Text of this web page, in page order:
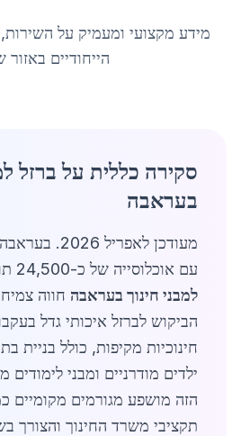
מידע מקצועי ומעמיק על השירות,
הייחודיים
סקירה כללית על ברזל
בעראבה
מעודכן
עם אוכלוסייה של כ-24,500 תושבים, שוק
למבני חינוך בעראבה חווה
הביקוש לברזל איכותי גדל
חינוכיות מקיפות, כולל בניית
ילדים מודרניים ומבני
הזה מושפע מגורמים מקומיים
תקציבי משרד החינוך והצורך